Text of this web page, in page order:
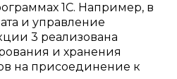
1С. Например, в
и управление
3 реализована
и хранения
на присоединение к